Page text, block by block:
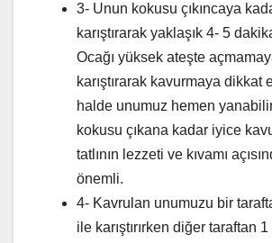
3- Unun kokusu çıkıncaya
karıştırarak yaklaşık 4- 5
Ocağı yüksek ateşte
karıştırarak kavurmaya dikkat
halde unumuz hemen
kokusu çıkana kadar iyice
tatlının lezzeti ve kıvamı
önemli.
4- Kavrulan unumuzu bir
ile karıştırırken diğer taraftan